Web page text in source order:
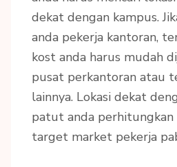
dekat dengan kampus.
anda pekerja kantoran,
kost anda harus mudah
pusat perkantoran atau
lainnya. Lokasi dekat
patut anda
target market pekerja